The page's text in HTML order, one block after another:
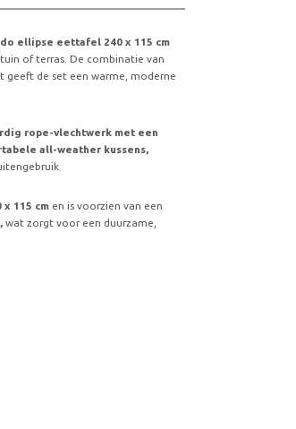
ellipse eettafel 240 x 115 cm
of terras. De combinatie van
de set een warme, moderne
rope-vlechtwerk met een
all-weather kussens,
x 115 cm en is voorzien van een
wat zorgt voor een duurzame,